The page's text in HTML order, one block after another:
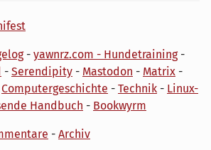
- yawnrz.com - Hundetraining-
- Serendipity - Mastodon - Matrix -
Computergeschichte - Technik - Linux-
Handbuch - Bookwyrm
- Archiv